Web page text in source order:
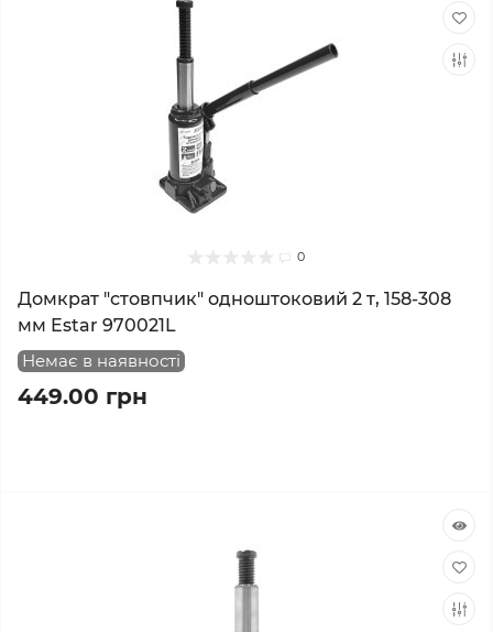
0
Домкрат "стовпчик" одноштоковий 2 т, 158-308
мм Estar 970021L
Немає в наявності
449.00 грн